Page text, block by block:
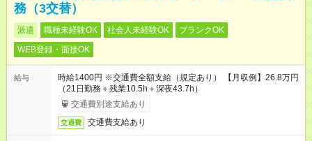
務（3交替）
派遣 職種未経験OK 社会人未経験OK
ブランクOK
WEB登録・面接OK
給与
時給1400円 ※交通費全額支給（規定あり） 【月収例】26.8万円
（21日勤務＋残業10.5h＋深夜43.7h）
交通費別途支給あり
交通費 交通費支給あり